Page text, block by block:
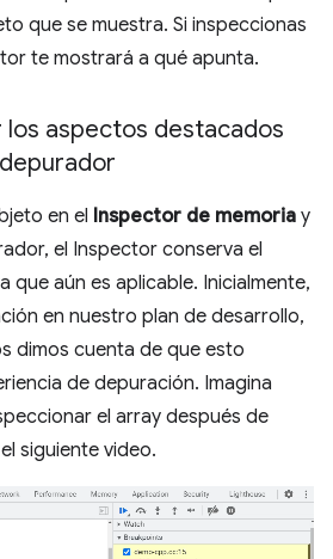
que se muestra. Si inspeccionas
te mostrará a qué apunta.
aspectos destacados
en el Inspector de memoria y
el Inspector conserva el
que aún es aplicable. Inicialmente,
en nuestro plan de desarrollo,
dimos cuenta de que esto
de depuración. Imagina
el array después de
siguiente video.